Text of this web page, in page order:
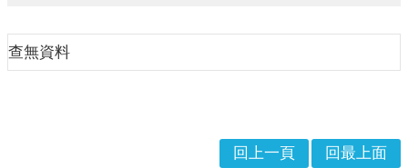
聞
警
查無資料
回上一頁 回最上面